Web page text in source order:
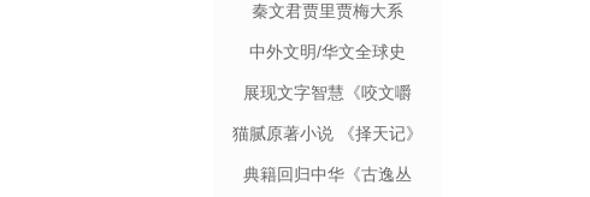
秦文君贾里贾梅大系
中外文明/华文全球史
展现文字智慧《咬文嚼
字》
猫腻原著小说 《择天记》
典籍回归中华《古逸丛